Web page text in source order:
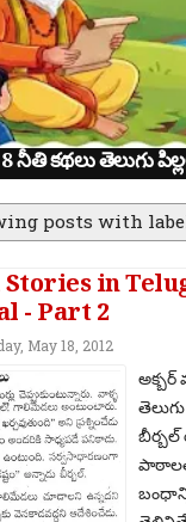
కథలు తెలుగు
posts with
in
- Part 2
May 18, 2012